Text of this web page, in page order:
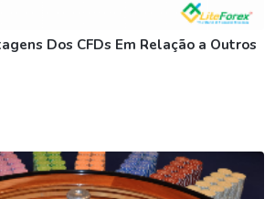
Dos CFDs Em Relação a Outros